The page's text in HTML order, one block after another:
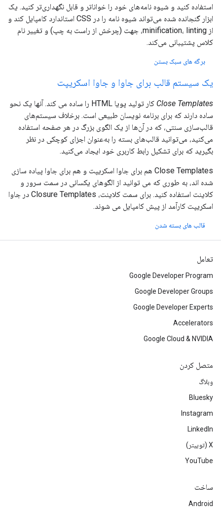
استفاده کنید و شیوه نامه‌های خود را خواناتر و قابل نگهداری‌تر کنید. یک
ابزار گنجانده شده می‌تواند شیوه نامه را در CSS استاندارد کامپایل کند و
از minification، linting، جهت (چرخش از راست به چپ) و تغییر نام
کلاس پشتیبانی می‌کند.
برگه های سبک بستن
یک سیستم قالب برای جاوا و جاوا اسکریپت
Close Templates
کار تولید پویا HTML را ساده می کند. آنها یک نحو
ساده دارند که برای برنامه نویسان طبیعی است. برخلاف سیستم‌های
قالب‌سازی سنتی، که در آن‌ها از یک الگوی بزرگ در هر صفحه استفاده
می‌کنید، می‌توانید قالب‌های بسته را به‌عنوان اجزای کوچکی در نظر
بگیرید که برای تشکیل رابط کاربری خود ایجاد می‌کنید.
Close Templates هم برای جاوا اسکریپت و هم برای جاوا پیاده سازی
شده اند، به طوری که می توانید از الگوهای یکسانی در سمت سرور و
کلاینت استفاده کنید. برای سمت کلاینت، Closure Templates در جاوا
اسکریپت کارآمد از پیش کامپایل می شوند.
قالب های بسته شدن
تعامل
Google Developer Program
Google Developer Groups
Google Developer Experts
Accelerators
Google Cloud & NVIDIA
متصل کردن
وبلاگ
Bluesky
Instagram
LinkedIn
‫X (توییتر)
YouTube
ساخت
Android